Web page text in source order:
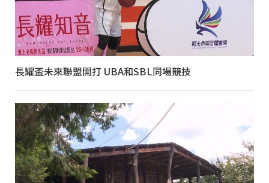
長耀盃未來聯盟開打 UBA和SBL同場競技